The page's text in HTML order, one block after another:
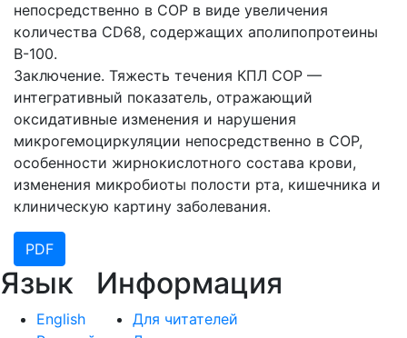
непосредственно в СОР в виде увеличения
количества CD68, содержащих аполипопротеины
В-100.
Заключение. Тяжесть течения КПЛ СОР —
интегративный показатель, отражающий
оксидативные изменения и нарушения
микрогемоциркуляции непосредственно в СОР,
особенности жирнокислотного состава крови,
изменения микробиоты полости рта, кишечника и
клиническую картину заболевания.
PDF
Язык
English
Информация
Для читателей